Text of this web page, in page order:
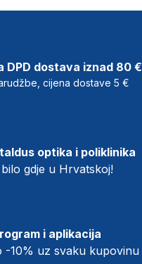
DPD dostava iznad 80 €
cijena dostave 5 €
optika i poliklinika
gdje u Hrvatskoj!
i aplikacija
-10% uz svaku kupovinu